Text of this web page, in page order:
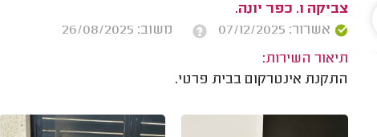
צביקה ו. כפר יונה.
אשרור: 07/12/2025
משוב: 26/08/2025
תיאור השירות:
התקנת אינטרקום בבית פרטי.